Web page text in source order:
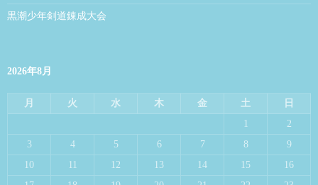
黒潮少年剣道錬成大会
2026年8月
月 火 水 木 金 土
日
1
2
3
4 5 6 7 8
9
10
11 12 13 14 15
16